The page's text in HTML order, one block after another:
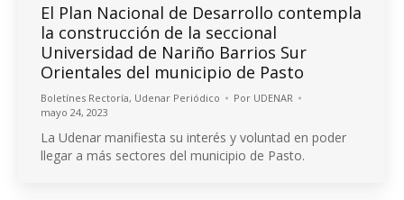
El Plan Nacional de Desarrollo contempla
la construcción de la seccional
Universidad de Nariño Barrios Sur
Orientales del municipio de Pasto
Boletínes Rectoría, Udenar Periódico Por UDENAR
mayo 24, 2023
La Udenar manifiesta su interés y voluntad en poder
llegar a más sectores del municipio de Pasto.